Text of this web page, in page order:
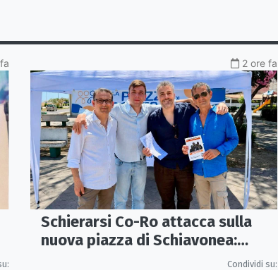
2 ore fa
Schierarsi Co-Ro attacca sulla
nuova piazza di Schiavonea:
«Bella, ma parcheggi e viabilità
Condividi su: